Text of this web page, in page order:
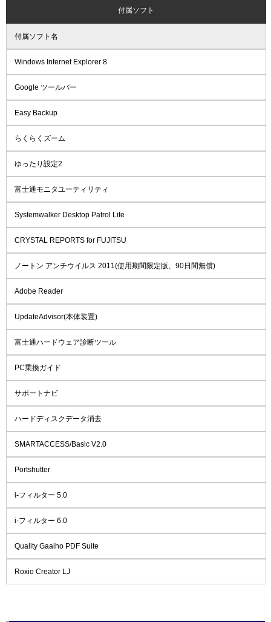
付属ソフト
付属ソフト名
Windows Internet Explorer 8
Google ツールバー
Easy Backup
らくらくズーム
ゆったり設定2
富士通モニタユーティリティ
Systemwalker Desktop Patrol Lite
CRYSTAL REPORTS for FUJITSU
ノートン アンチウイルス 2011(使用期間限定版、90日間無償)
Adobe Reader
UpdateAdvisor(本体装置)
富士通ハードウェア診断ツール
PC乗換ガイド
サポートナビ
ハードディスクデータ消去
SMARTACCESS/Basic V2.0
Portshutter
i-フィルター 5.0
i-フィルター 6.0
Quality Gaaiho PDF Suite
Roxio Creator LJ